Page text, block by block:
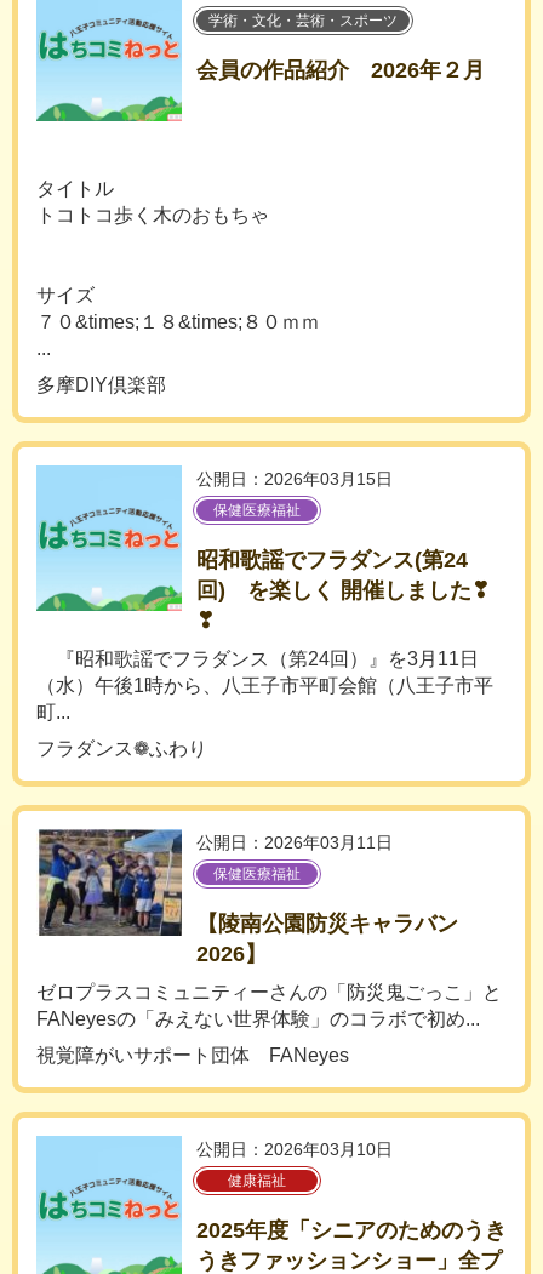
学術・文化・芸術・スポーツ
会員の作品紹介 2026年２月
タイトル
トコトコ歩く木のおもちゃ
サイズ
７０&times;１８&times;８０ｍｍ
...
多摩DIY倶楽部
公開日：2026年03月15日
保健医療福祉
昭和歌謡でフラダンス(第24
回) を楽しく 開催しました❣
❣
『昭和歌謡でフラダンス（第24回）』を3月11日
（水）午後1時から、八王子市平町会館（八王子市平
町...
フラダンス❁ふわり
公開日：2026年03月11日
保健医療福祉
【陵南公園防災キャラバン
2026】
ゼロプラスコミュニティーさんの「防災鬼ごっこ」と
FANeyesの「みえない世界体験」のコラボで初め...
視覚障がいサポート団体 FANeyes
公開日：2026年03月10日
健康福祉
2025年度「シニアのためのうき
うきファッションショー」全プ